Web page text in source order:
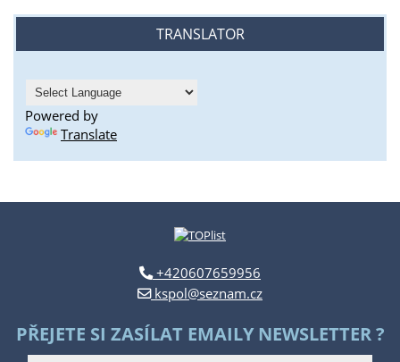
TRANSLATOR
Powered by
Translate
+420607659956
kspol@seznam.cz
PŘEJETE SI ZASÍLAT EMAILY NEWSLETTER ?